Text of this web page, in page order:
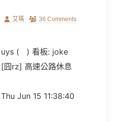
Author
艾瑪 36 Comments
uys ( ) 看板: joke
囧rz] 高速公路休息
Jun 15 11:38:40